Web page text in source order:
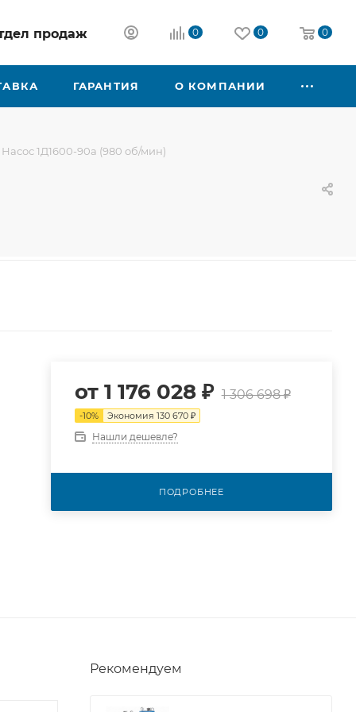
продаж 0 0 0
ГАРАНТИЯ О КОМПАНИИ
Насос 1Д1600-90а (980 об/мин)
от 1 176 028 ₽ 1 306 698 ₽
-10% Экономия 130 670 ₽
Нашли дешевле?
ПОДРОБНЕЕ
Рекомендуем